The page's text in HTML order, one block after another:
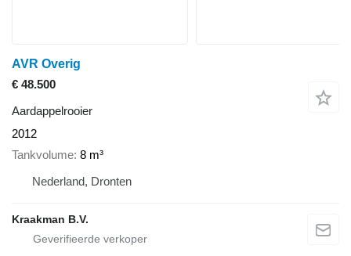
AVR Overig
€ 48.500
Aardappelrooier
2012
Tankvolume 8 m³
Nederland, Dronten
Kraakman B.V.